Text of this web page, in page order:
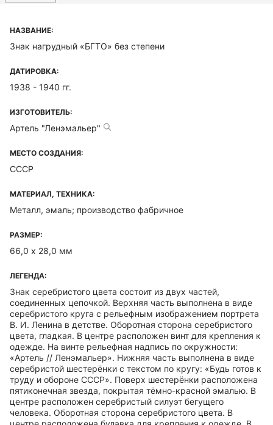
НАЗВАНИЕ:
Знак нагрудный «БГТО» без степени
ДАТИРОВКА:
1938 - 1940 гг.
ИЗГОТОВИТЕЛЬ:
Артель "Ленэмальер"
МЕСТО СОЗДАНИЯ:
СССР
МАТЕРИАЛ, ТЕХНИКА:
Металл, эмаль; производство фабричное
РАЗМЕР:
66,0 х 28,0 мм
ЛЕГЕНДА:
Знак серебристого цвета состоит из двух частей,
соединенных цепочкой. Верхняя часть выполнена в виде
серебристого круга с рельефным изображением портрета
В. И. Ленина в детстве. Оборотная сторона серебристого
цвета, гладкая. В центре расположен винт для крепления к
одежде. На винте рельефная надпись по окружности:
«Артель // Ленэмальер». Нижняя часть выполнена в виде
серебристой шестерёнки с текстом по кругу: «Будь готов к
труду и обороне СССР». Поверх шестерёнки расположена
пятиконечная звезда, покрытая тёмно-красной эмалью. В
центре расположен серебристый силуэт бегущего
человека. Оборотная сторона серебристого цвета. В